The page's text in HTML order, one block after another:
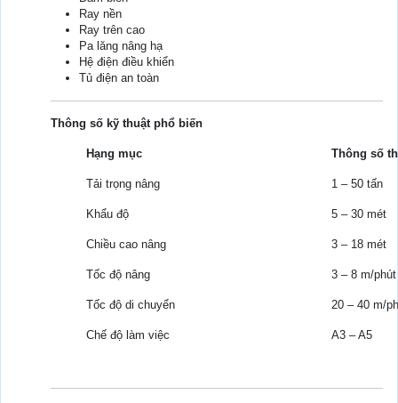
Ray nền
Ray trên cao
Pa lăng nâng hạ
Hệ điện điều khiển
Tủ điện an toàn
Thông số kỹ thuật phổ biến
Hạng mục Thông số
Tải trọng nâng 1 – 50 tấn
Khẩu độ 5 – 30 mét
Chiều cao nâng 3 – 18 mét
Tốc độ nâng 3 – 8 m/phút
Tốc độ di chuyển 20 – 40 m/
Chế độ làm việc A3 – A5